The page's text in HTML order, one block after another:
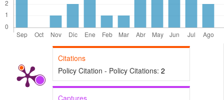
Citations
Policy Citation - Policy Citations: 2
Captures